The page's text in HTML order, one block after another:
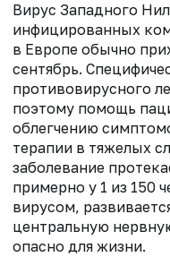
Вирус Западного
инфицированных
в Европе обычно
сентябрь.
противовирусного
поэтому помощь
облегчению
терапии в тяжелых
заболевание
примерно у 1 из 150
вирусом,
центральную
опасно для жизни.